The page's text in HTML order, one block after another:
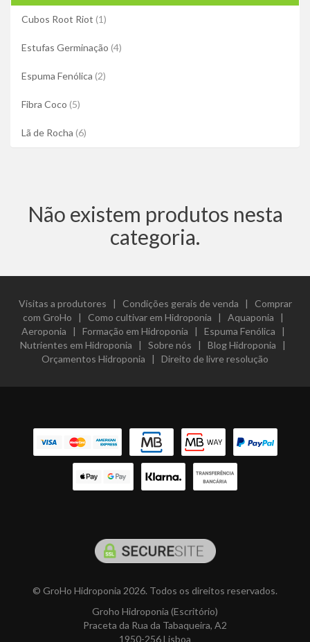
Cubos Root Riot (1)
Estufas Germinação (4)
Espuma Fenólica (2)
Fibra Coco (5)
Lã de Rocha (6)
Não existem produtos nesta
categoria.
Visitas a produtores | Condições gerais de venda | Comprar
com GroHo | Como cultivar em Hidroponia | Aquaponia |
Aeroponia | Formação em Hidroponia | Espuma Fenólica |
Nutrientes em Hidroponia | Sobre nós | Blog Hidroponia |
Orçamentos Hidroponia | Direito de livre resolução
© GroHo Hidroponia 2026. Todos os direitos reservados.
Groho Hidroponia (Escritório)
Praceta da Rua da Tabaqueira, A2
1950-256 Lisboa